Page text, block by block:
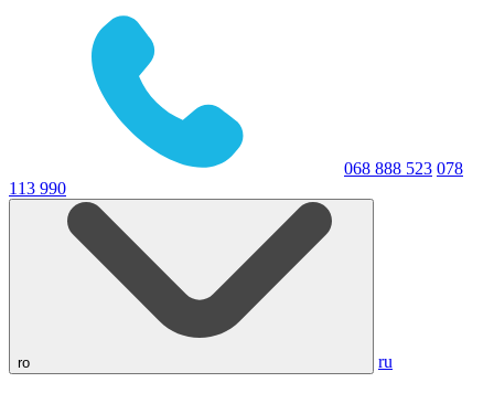
068 888 523 078
113 990
ro ru